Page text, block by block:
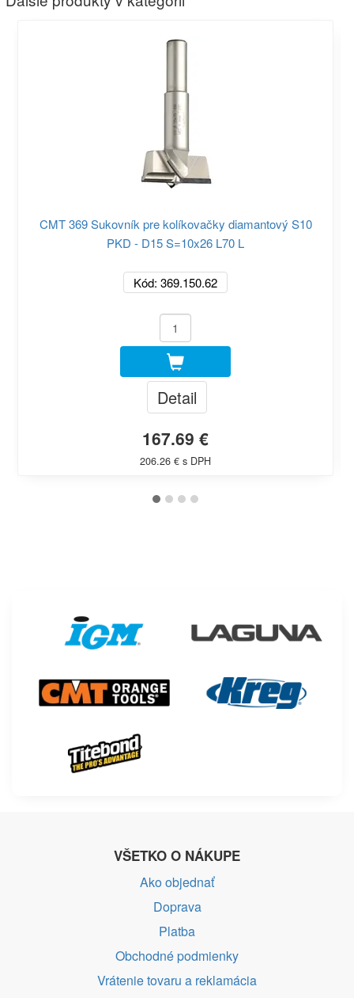
CMT 369 Sukovník pre kolíkovačky diamantový S10
PKD - D15 S=10x26 L70 L
Kód: 369.150.62
Detail
167.69 €
206.26 € s DPH
VŠETKO O NÁKUPE
Ako objednať
Doprava
Platba
Obchodné podmienky
Vrátenie tovaru a reklamácia